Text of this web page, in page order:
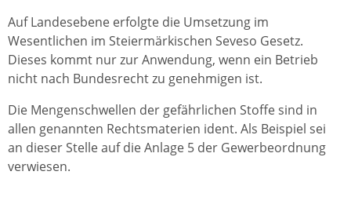
Auf Landesebene erfolgte die Umsetzung im
Wesentlichen im Steiermärkischen Seveso Gesetz.
Dieses kommt nur zur Anwendung, wenn ein Betrieb
nicht nach Bundesrecht zu genehmigen ist.
Die Mengenschwellen der gefährlichen Stoffe sind in
allen genannten Rechtsmaterien ident. Als Beispiel sei
an dieser Stelle auf die Anlage 5 der Gewerbeordnung
verwiesen.